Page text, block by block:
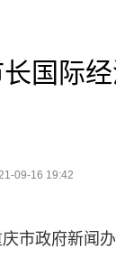
国际
09-16 19:42
市政府新闻